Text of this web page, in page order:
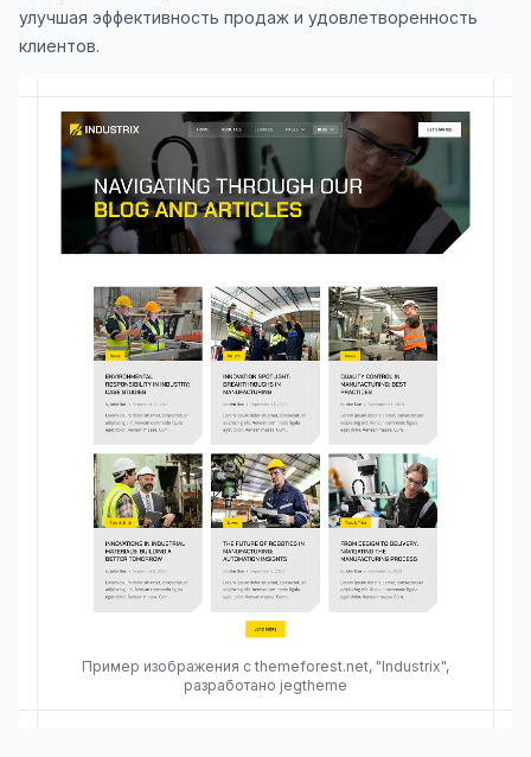
Пример изображения с themeforest.net, "Industrix",
разработано jegtheme
улучшая эффективность продаж и удовлетворенность
клиентов.